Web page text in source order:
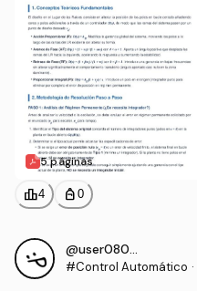
5 páginas
leaderboard4 personal_bag 0
@user080406
#Control Automático ·